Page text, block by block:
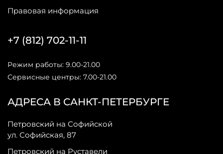
Правовая информация
АДРЕСА В САНКТ-ПЕТЕРБУРГЕ
Петровский на Софийской
ул. Софийская, 87
Петровский на Руставели
+7 (812) 702-11-11
Режим работы: 9.00-21.00
Сервисные центры: 7.00-21.00